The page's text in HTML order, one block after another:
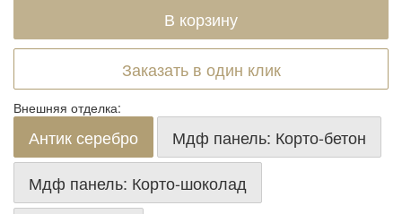
Заказать в один клик
Внешняя отделка:
Антик серебро
Мдф панель: Корто-бетон
Мдф панель: Корто-шоколад